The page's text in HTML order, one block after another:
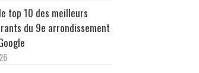
top 10 des meilleurs
du 9e arrondissement